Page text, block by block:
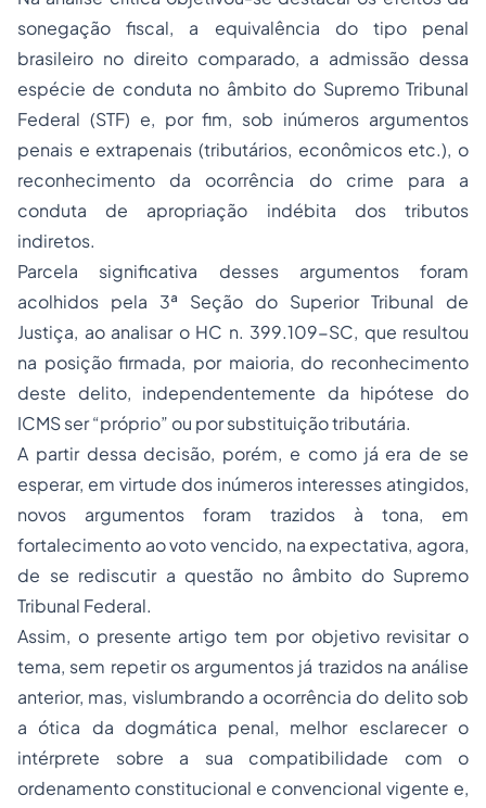
sonegação fiscal, a equivalência do tipo penal
brasileiro no direito comparado, a admissão dessa
espécie de conduta no âmbito do Supremo Tribunal
Federal (STF) e, por fim, sob inúmeros argumentos
penais e extrapenais (tributários, econômicos etc.), o
reconhecimento da ocorrência do crime para a
conduta de apropriação indébita dos tributos
indiretos.
Parcela significativa desses argumentos foram
acolhidos pela 3ª Seção do Superior Tribunal de
Justiça, ao analisar o HC n. 399.109-SC, que resultou
na posição firmada, por maioria, do reconhecimento
deste delito, independentemente da hipótese do
ICMS ser “próprio” ou por substituição tributária.
A partir dessa decisão, porém, e como já era de se
esperar, em virtude dos inúmeros interesses atingidos,
novos argumentos foram trazidos à tona, em
fortalecimento ao voto vencido, na expectativa, agora,
de se rediscutir a questão no âmbito do Supremo
Tribunal Federal.
Assim, o presente artigo tem por objetivo revisitar o
tema, sem repetir os argumentos já trazidos na análise
anterior, mas, vislumbrando a ocorrência do delito sob
a ótica da dogmática penal, melhor esclarecer o
intérprete sobre a sua compatibilidade com o
ordenamento constitucional e convencional vigente e,